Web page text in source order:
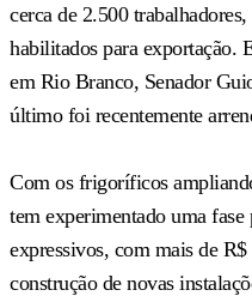
cerca de 2.500
habilitados para exportação.
em Rio Branco, Senador
último foi recentemente
Com os frigoríficos
tem experimentado uma
expressivos, com mais de
construção de novas